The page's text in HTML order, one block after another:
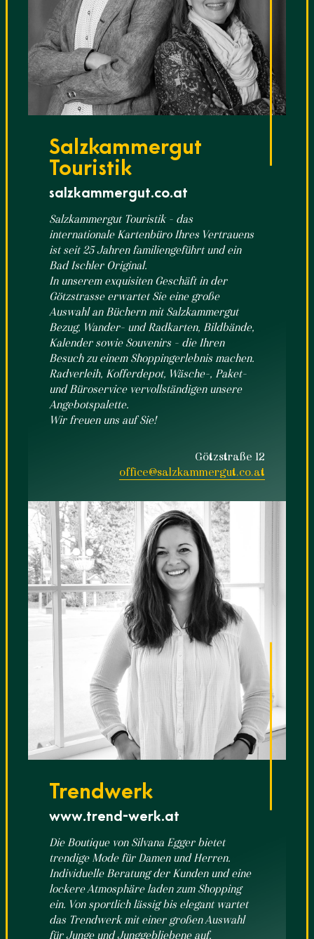
Salzkammergut
Touristik
salzkammergut.co.at
Salzkammergut Touristik – das
internationale Kartenbüro Ihres Vertrauens
ist seit 25 Jahren familiengeführt und ein
Bad Ischler Original.
In unserem exquisiten Geschäft in der
Götzstrasse erwartet Sie eine große
Auswahl an Büchern mit Salzkammergut
Bezug, Wander- und Radkarten, Bildbände,
Kalender sowie Souvenirs – die Ihren
Besuch zu einem Shoppingerlebnis machen.
Radverleih, Kofferdepot, Wäsche-, Paket-
und Büroservice vervollständigen unsere
Angebotspalette.
Wir freuen uns auf Sie!
Götzstraße 12
office@salzkammergut.co.at
Trendwerk
www.trend-werk.at
Die Boutique von Silvana Egger bietet
trendige Mode für Damen und Herren.
Individuelle Beratung der Kunden und eine
lockere Atmosphäre laden zum Shopping
ein. Von sportlich lässig bis elegant wartet
das Trendwerk mit einer großen Auswahl
für Junge und Junggebliebene auf.